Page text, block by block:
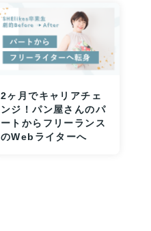
2ヶ月でキャリアチェ
ンジ！パン屋さんのパ
ートからフリーランス
のWebライターへ